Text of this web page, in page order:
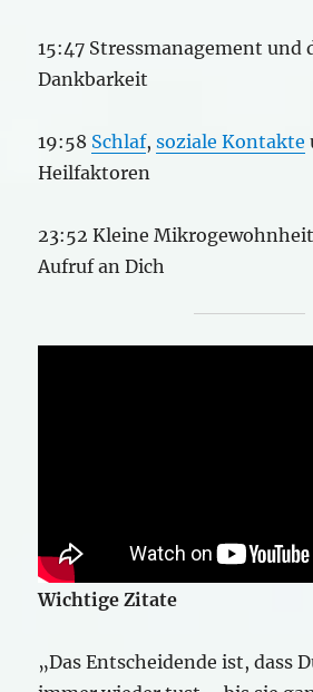
15:47 Stressmanagement und
Dankbarkeit
19:58 Schlaf,soziale Kontakte
Heilfaktoren
23:52 Kleine
Aufruf an Dich
Wichtige Zitate
„Das Entscheidende ist, dass